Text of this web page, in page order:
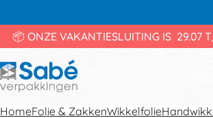
📦 ONZE VAKANTIESLUITING IS 29.07
HomeFolie & ZakkenWikkelfolie